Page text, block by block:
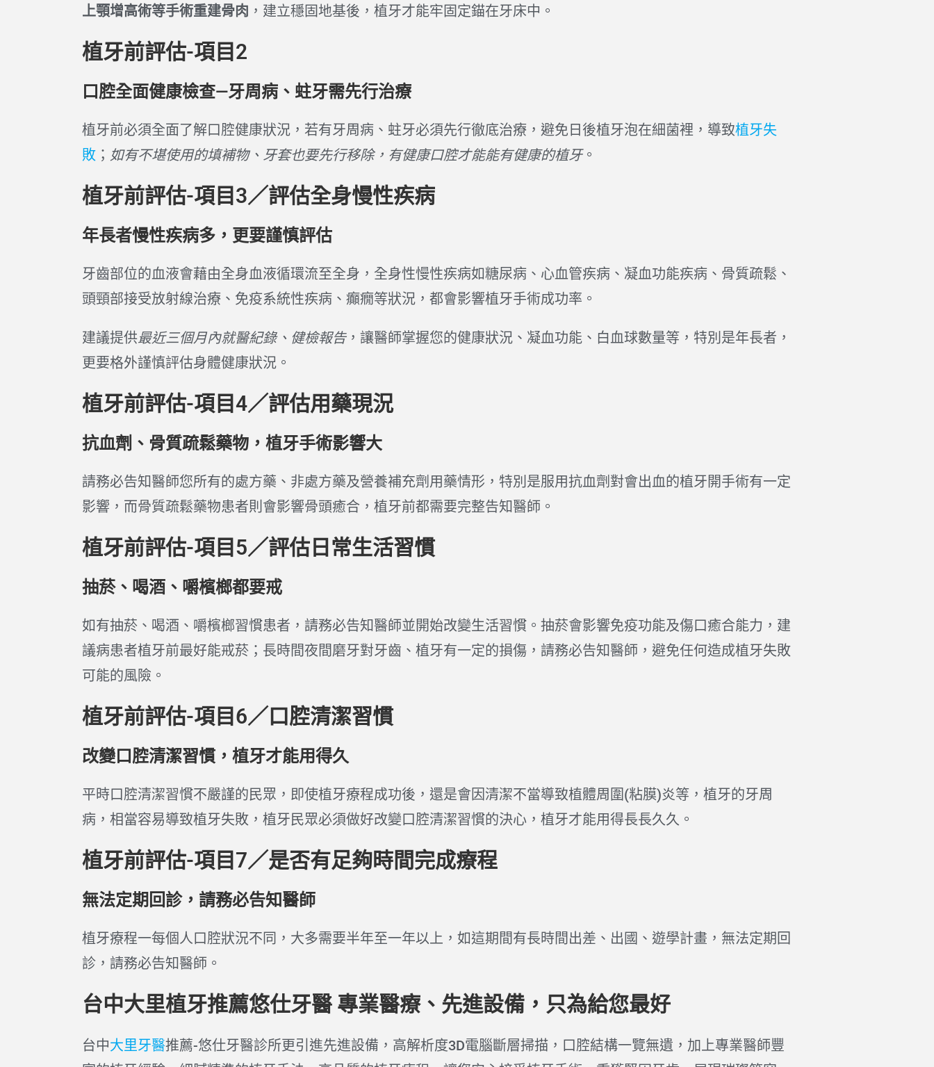
上顎增高術等手術重建骨肉 ，建立穩固地基後，植牙才能牢固定錨在牙床中。
植牙前評估-項目2
口腔全面健康檢查—牙周病、蛀牙需先行治療
植牙前必須全面了解口腔健康狀況，若有牙周病、蛀牙必須先行徹底治療，避免日後植牙泡在細菌裡，導致植牙失
敗； 如有不堪使用的填補物、牙套也要先行移除，有健康口腔才能能有健康的植牙。
植牙前評估-項目3／評估全身慢性疾病
年長者慢性疾病多，更要謹慎評估
牙齒部位的血液會藉由全身血液循環流至全身，全身性慢性疾病如糖尿病、心血管疾病、凝血功能疾病、骨質疏鬆、
頭頸部接受放射線治療、免疫系統性疾病、癲癇等狀況，都會影響植牙手術成功率。
建議提供最近三個月內就醫紀錄、健檢報告，讓醫師掌握您的健康狀況、凝血功能、白血球數量等，特別是年長者，
更要格外謹慎評估身體健康狀況。
植牙前評估-項目4／評估用藥現況
抗血劑、骨質疏鬆藥物，植牙手術影響大
請務必告知醫師您所有的處方藥、非處方藥及營養補充劑用藥情形，特別是服用抗血劑對會出血的植牙開手術有一定
影響，而骨質疏鬆藥物患者則會影響骨頭癒合，植牙前都需要完整告知醫師。
植牙前評估-項目5／評估日常生活習慣
抽菸、喝酒、嚼檳榔都要戒
如有抽菸、喝酒、嚼檳榔習慣患者，請務必告知醫師並開始改變生活習慣。抽菸會影響免疫功能及傷口癒合能力，建
議病患者植牙前最好能戒菸；長時間夜間磨牙對牙齒、植牙有一定的損傷，請務必告知醫師，避免任何造成植牙失敗
可能的風險。
植牙前評估-項目6／口腔清潔習慣
改變口腔清潔習慣，植牙才能用得久
平時口腔清潔習慣不嚴謹的民眾，即使植牙療程成功後，還是會因清潔不當導致植體周圍(粘膜)炎等，植牙的牙周
病，相當容易導致植牙失敗，植牙民眾必須做好改變口腔清潔習慣的決心，植牙才能用得長長久久。
植牙前評估-項目7／是否有足夠時間完成療程
無法定期回診，請務必告知醫師
植牙療程一每個人口腔狀況不同，大多需要半年至一年以上，如這期間有長時間出差、出國、遊學計畫，無法定期回
診，請務必告知醫師。
台中大里植牙推薦悠仕牙醫 專業醫療、先進設備，只為給您最好
台中大里牙醫推薦-悠仕牙醫診所更引進先進設備，高解析度3D電腦斷層掃描，口腔結構一覽無遺，加上專業醫師豐